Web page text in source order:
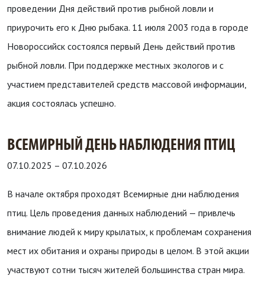
проведении Дня действий против рыбной ловли и
приурочить его к Дню рыбака. 11 июля 2003 года в городе
Новороссийск состоялся первый День действий против
рыбной ловли. При поддержке местных экологов и с
участием представителей средств массовой информации,
акция состоялась успешно.
ВСЕМИРНЫЙ ДЕНЬ НАБЛЮДЕНИЯ ПТИЦ
07.10.2025 – 07.10.2026
В начале октября проходят Всемирные дни наблюдения
птиц. Цель проведения данных наблюдений — привлечь
внимание людей к миру крылатых, к проблемам сохранения
мест их обитания и охраны природы в целом. В этой акции
участвуют сотни тысяч жителей большинства стран мира.